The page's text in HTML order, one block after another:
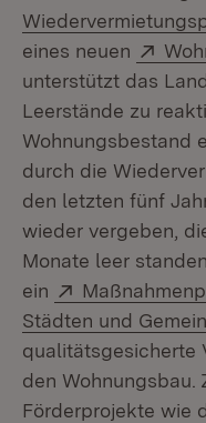
eines neuen
unterstützt das
Leerstände zu
Wohnungsbestand
durch die
den letzten fünf
wieder vergeben,
Monate leer
ein
Extern:
Städten und
qualitätsgesicherte
den Wohnungsbau.
Förderprojekte wie